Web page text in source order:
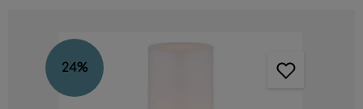
Ignorer la galerie d'images
24%